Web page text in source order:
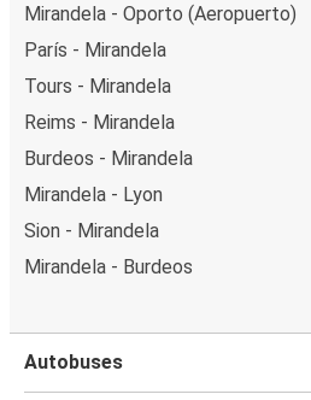
Mirandela - Oporto (Aeropuerto)
París - Mirandela
Tours - Mirandela
Reims - Mirandela
Burdeos - Mirandela
Mirandela - Lyon
Sion - Mirandela
Mirandela - Burdeos
Autobuses